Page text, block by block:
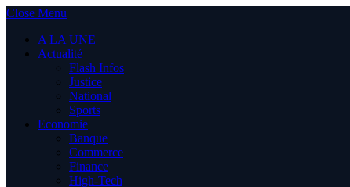
Close Menu
A LA UNE
Actualité
Flash Infos
Justice
National
Sports
Economie
Banque
Commerce
Finance
High-Tech